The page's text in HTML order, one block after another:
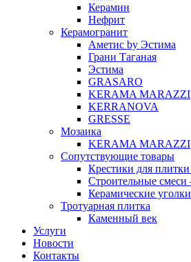
Керамин
Нефрит
Керамогранит
Аметис by Эстима
Грани Таганая
Эстима
GRASARO
KERAMA MARAZZI
KERRANOVA
GRESSE
Мозаика
KERAMA MARAZZI
Сопутствующие товары
Крестики для
Строительные
Керамические
Тротуарная плитка
Каменный век
Услуги
Новости
Контакты